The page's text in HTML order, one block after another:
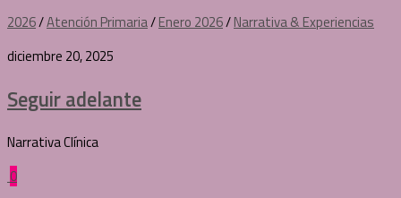
2026/Atención Primaria/Enero 2026/Narrativa & Experiencias
diciembre 20, 2025
Seguir adelante
Narrativa Clínica
0